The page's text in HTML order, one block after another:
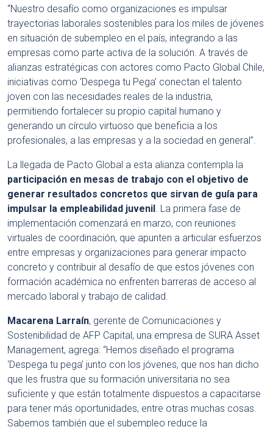
“Nuestro desafío como organizaciones es impulsar
trayectorias laborales sostenibles para los miles de jóvenes
en situación de subempleo en el país, integrando a las
empresas como parte activa de la solución. A través de
alianzas estratégicas con actores como Pacto Global Chile,
iniciativas como ‘Despega tu Pega’ conectan el talento
joven con las necesidades reales de la industria,
permitiendo fortalecer su propio capital humano y
generando un círculo virtuoso que beneficia a los
profesionales, a las empresas y a la sociedad en general”.
La llegada de Pacto Global a esta alianza contempla la
participación en mesas de trabajo con el objetivo de
generar resultados concretos que sirvan de guía para
impulsar la empleabilidad juvenil . La primera fase de
implementación comenzará en marzo, con reuniones
virtuales de coordinación, que apunten a articular esfuerzos
entre empresas y organizaciones para generar impacto
concreto y contribuir al desafío de que estos jóvenes con
formación académica no enfrenten barreras de acceso al
mercado laboral y trabajo de calidad.
Macarena Larraín, gerente de Comunicaciones y
Sostenibilidad de AFP Capital, una empresa de SURA Asset
Management, agrega: “Hemos diseñado el programa
‘Despega tu pega’ junto con los jóvenes, que nos han dicho
que les frustra que su formación universitaria no sea
suficiente y que están totalmente dispuestos a capacitarse
para tener más oportunidades, entre otras muchas cosas.
Sabemos también que el subempleo reduce la